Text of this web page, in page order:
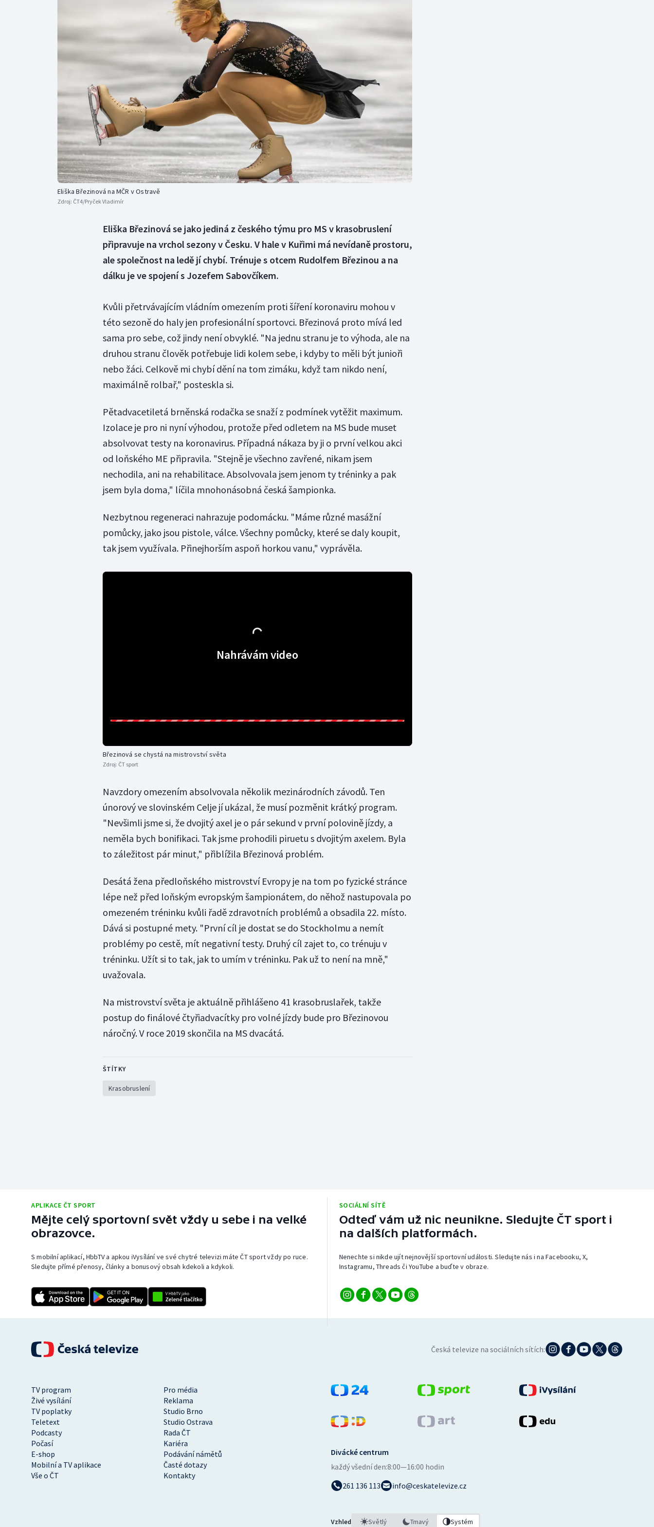
Curling
Dostihy
Futsal
Gymnastika
Motorsport
Olympijské hry
Parasport
Plavání
Plážový volejbal
Volejbal
Ostatní
Eliška Březinová na MČR v Ostravě
Zdroj: ČT4/Pryček Vladimír
Eliška Březinová se jako jediná z českého týmu pro MS v krasobruslení
připravuje na vrchol sezony v Česku. V hale v Kuřimi má nevídaně prostoru,
ale společnost na ledě jí chybí. Trénuje s otcem Rudolfem Březinou a na
dálku je ve spojení s Jozefem Sabovčíkem.
Kvůli přetrvávajícím vládním omezením proti šíření koronaviru mohou v
této sezoně do haly jen profesionální sportovci. Březinová proto mívá led
sama pro sebe, což jindy není obvyklé. "Na jednu stranu je to výhoda, ale na
druhou stranu člověk potřebuje lidi kolem sebe, i kdyby to měli být junioři
nebo žáci. Celkově mi chybí dění na tom zimáku, když tam nikdo není,
maximálně rolbař," posteskla si.
Pětadvacetiletá brněnská rodačka se snaží z podmínek vytěžit maximum.
Izolace je pro ni nyní výhodou, protože před odletem na MS bude muset
absolvovat testy na koronavirus. Případná nákaza by ji o první velkou akci
od loňského ME připravila. "Stejně je všechno zavřené, nikam jsem
nechodila, ani na rehabilitace. Absolvovala jsem jenom ty tréninky a pak
jsem byla doma," líčila mnohonásobná česká šampionka.
Nezbytnou regeneraci nahrazuje podomácku. "Máme různé masážní
pomůcky, jako jsou pistole, válce. Všechny pomůcky, které se daly koupit,
tak jsem využívala. Přinejhorším aspoň horkou vanu," vyprávěla.
Nahrávám video
Březinová se chystá na mistrovství světa
Zdroj: ČT sport
Navzdory omezením absolvovala několik mezinárodních závodů. Ten
únorový ve slovinském Celje jí ukázal, že musí pozměnit krátký program.
"Nevšimli jsme si, že dvojitý axel je o pár sekund v první polovině jízdy, a
neměla bych bonifikaci. Tak jsme prohodili piruetu s dvojitým axelem. Byla
to záležitost pár minut," přiblížila Březinová problém.
Desátá žena předloňského mistrovství Evropy je na tom po fyzické stránce
lépe než před loňským evropským šampionátem, do něhož nastupovala po
omezeném tréninku kvůli řadě zdravotních problémů a obsadila 22. místo.
Dává si postupné mety. "První cíl je dostat se do Stockholmu a nemít
problémy po cestě, mít negativní testy. Druhý cíl zajet to, co trénuju v
tréninku. Užít si to tak, jak to umím v tréninku. Pak už to není na mně,"
uvažovala.
Na mistrovství světa je aktuálně přihlášeno 41 krasobruslařek, takže
postup do finálové čtyřiadvacítky pro volné jízdy bude pro Březinovou
náročný. V roce 2019 skončila na MS dvacátá.
ŠTÍTKY
Krasobruslení
APLIKACE ČT SPORT
Mějte celý sportovní svět vždy u sebe i na velké
obrazovce.
S mobilní aplikací, HbbTV a apkou iVysílání ve své chytré televizi máte ČT sport vždy po ruce.
Sledujte přímé přenosy, články a bonusový obsah kdekoli a kdykoli.
SOCIÁLNÍ SÍTĚ
Odteď vám už nic neunikne. Sledujte ČT sport i
na dalších platformách.
Nenechte si nikde ujít nejnovější sportovní události. Sledujte nás i na Facebooku, X,
Instagramu, Threads či YouTube a buďte v obraze.
Česká televize na sociálních sítích:
TV program
Pro média
Živé vysílání
Reklama
TV poplatky
Studio Brno
Teletext
Studio Ostrava
Podcasty
Rada ČT
Počasí
Kariéra
E-shop
Podávání námětů
Mobilní a TV aplikace
Časté dotazy
Vše o ČT
Kontakty
Divácké centrum
každý všední den:8:00—16:00 hodin
261 136 113
info@ceskatelevize.cz
Vzhled Světlý Tmavý Systém